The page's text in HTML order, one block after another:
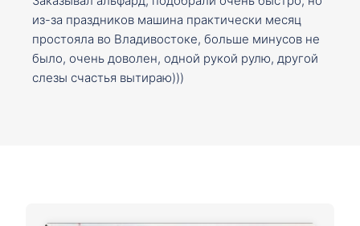
из-за праздников машина практически месяц
простояла во Владивостоке, больше минусов не
было, очень доволен, одной рукой рулю, другой
слезы счастья вытираю)))